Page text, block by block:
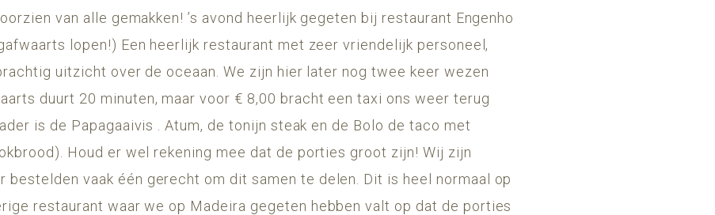
van alle gemakken! ’s avond heerlijk gegeten bij restaurant Engenho
lopen!) Een heerlijk restaurant met zeer vriendelijk personeel,
uitzicht over de oceaan. We zijn hier later nog twee keer wezen
duurt 20 minuten, maar voor € 8,00 bracht een taxi ons weer terug
is de Papagaaivis . Atum, de tonijn steak en de Bolo de taco met
Houd er wel rekening mee dat de porties groot zijn! Wij zijn
bestelden vaak één gerecht om dit samen te delen. Dit is heel normaal op
restaurant waar we op Madeira gegeten hebben valt op dat de porties